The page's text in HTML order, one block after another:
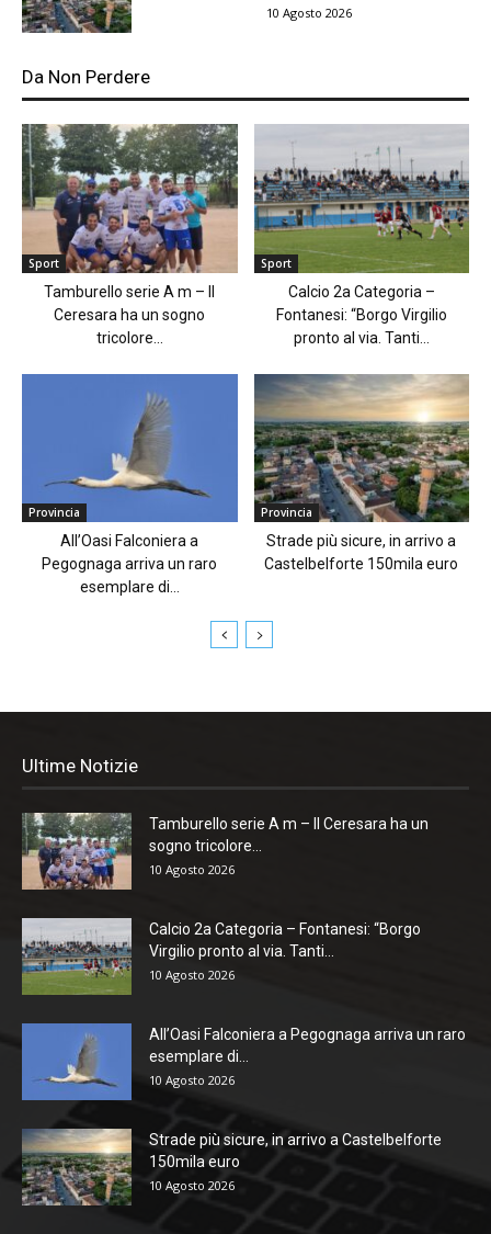
10 Agosto 2026
Da Non Perdere
Sport
Tamburello serie A m – Il
Ceresara ha un sogno
tricolore...
Sport
Calcio 2a Categoria –
Fontanesi: “Borgo Virgilio
pronto al via. Tanti...
Provincia
All’Oasi Falconiera a
Pegognaga arriva un raro
esemplare di...
Provincia
Strade più sicure, in arrivo a
Castelbelforte 150mila euro
Ultime Notizie
Tamburello serie A m – Il Ceresara ha un
sogno tricolore...
10 Agosto 2026
Calcio 2a Categoria – Fontanesi: “Borgo
Virgilio pronto al via. Tanti...
10 Agosto 2026
All’Oasi Falconiera a Pegognaga arriva un raro
esemplare di...
10 Agosto 2026
Strade più sicure, in arrivo a Castelbelforte
150mila euro
10 Agosto 2026